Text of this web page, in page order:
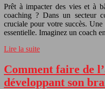
Prêt à impacter des vies et à
coaching ? Dans un secteur
cruciale pour votre succès.
essentielle. Imaginez un coach
Lire la suite
Comment faire de
développant son